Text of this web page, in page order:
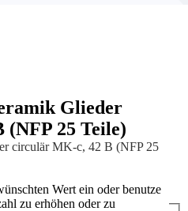
Glieder
25 Teile)
circulär MK-c, 42 B (NFP 25
Wert ein oder benutze
zu erhöhen oder zu